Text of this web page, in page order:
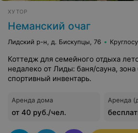
ХУТОР
Неманский очаг
Лидский р-н, д. Бискупцы, 76
Коттедж для семейного отдыха
недалеко от Лиды: баня/сауна,
спортивный инвентарь.
Аренда дома
от 40 руб./чел.
Аренда